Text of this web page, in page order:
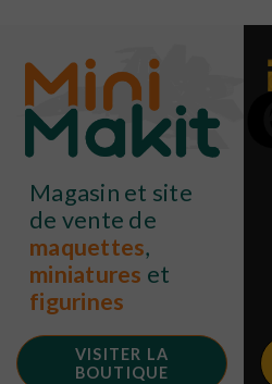
Magasin et site
de vente de
maquettes,
miniatures et
figurines
VISITER LA
BOUTIQUE